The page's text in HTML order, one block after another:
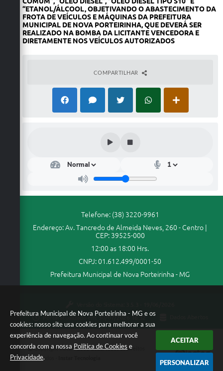
Prefeitura Municipal de Nova Porteirinha - MG e os
cookies: nosso site usa cookies para melhorar a sua
experiência de navegação. Ao continuar você
concorda com a nossa Política de Cookies e
Privacidade.
ACEITAR
PERSONALIZAR
Projetos
Contas Públicas
Legislação
Serviços Online
“ETANOL/ÁLCOOL, OBJETIVANDO O ABASTECIMENTO DA
FROTA DE VEÍCULOS E MÁQUINAS DA PREFEITURA
MUNICIPAL DE NOVA PORTEIRINHA, QUE DEVERÁ SER
REALIZADO NA BOMBA DA LICITANTE VENCEDORA E
DIRETAMENTE NOS VEÍCULOS AUTORIZADOS
COMPARTILHAR
Telefone: (38) 3220-9961
Endereço: Av. Tancredo de Almeida Neves, 260 - Centro |
CEP: 39525-000
12:00 as 18:00 Hrs.
CNPJ: 01.612.499/0001-50
Prefeitura Municipal de Nova Porteirinha - MG
Portal atualizado em: 30/07/2026 16:32
Copyright Instar - 2006-2026. Todos os direitos
reservados -